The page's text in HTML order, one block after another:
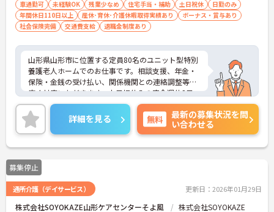
車通勤可 未経験OK 残業少なめ 住宅手当・補助 土日祝休
日勤のみ
年間休日110日以上
産休･育休･介護休暇取得実績あり
ボーナス・賞与あり
社会保険完備
交通費支給 退職金制度あり
山形県山形市に位置する定員80名のユニット型特別
養護老人ホームでのお仕事です。相談支援、年金・
保険・金銭の受け払い、関係機関との連絡調整等幅
広く対応いただきます。土日祝休みの完全週休2日
制、年間休日は120日以上となり、ワークライフバ
ランスも大切に働ける環境です。ご興味のある方に
は、面接対策ポイントなど、さらに詳細をお話しい
たしますのでお気軽にご相談ください！
詳細を見る 無料
最新の募集状況を問
い合わせる
募集停止
通所介護（デイサービス） 更新日：2026年01月29日
株式会社SOYOKAZE山形ケアセンターそよ風 株式会社SOYOKAZE